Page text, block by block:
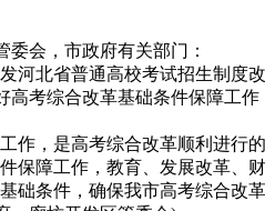
会，市政府有关部门：
河北省普通高校考试招生制度
考综合改革基础条件保障工
作，是高考综合改革顺利进
保障工作，教育、发展改革、
础条件，确保我市高考综合改